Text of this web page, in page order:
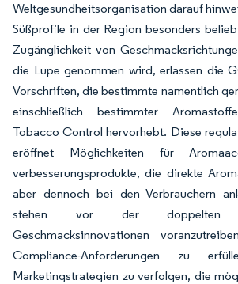
Weltgesundheitsorganisation darauf
Süßprofile in der Region besonders
Zugänglichkeit von
die Lupe genommen wird, erlassen die
Vorschriften, die bestimmte namentlich
einschließlich bestimmter
Tobacco Control hervorhebt. Diese
eröffnet Möglichkeiten für
verbesserungsprodukte, die direkte
aber dennoch bei den Verbrauchern
stehen vor der doppelten
Geschmacksinnovationen
Compliance-Anforderungen zu
Marketingstrategien zu verfolgen, die